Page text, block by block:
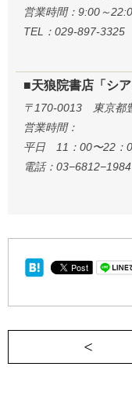
営業時間：9:00～
TEL：029-897-3325
■天狼院書店「シ
〒170-0013 東京都
営業時間：
平日 11：00〜22：
電話：03−6812−1984